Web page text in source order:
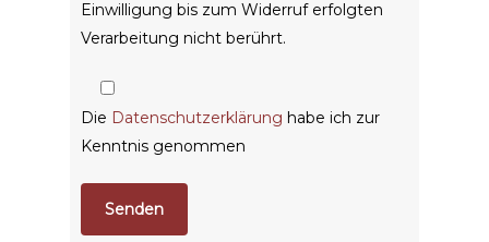
Einwilligung bis zum Widerruf erfolgten
Verarbeitung nicht berührt.
Die Datenschutzerklärung habe ich zur
Kenntnis genommen